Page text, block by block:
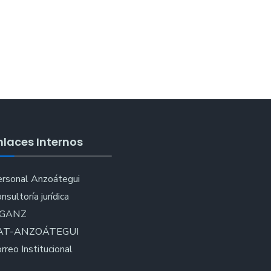
Internos
Anzoátegui
jurídica
ANZOÁTEGUI
Institucional